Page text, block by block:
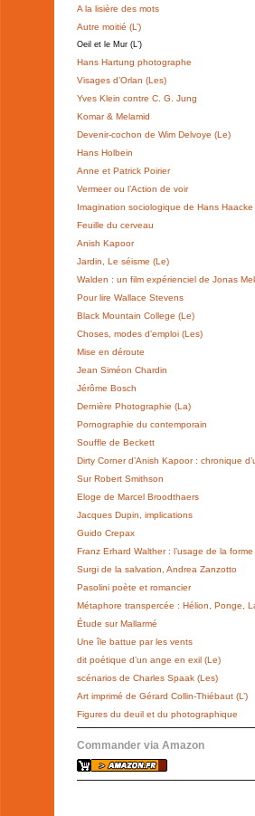
A la lisière des mots
Autre moitié (L’)
Oeil et le Mur (L’)
Hans Hartung photographe
Visages d’Orlan (Les)
Yves Klein contre C. G. Jung
Komar & Melamid
Devenir-cochon de Wim Delvoye (Le)
Hans Holbein
Anne et Patrick Poirier
Vermeer ou l’Action de voir
Imagination sociologique de Hans Haacke
Feuille du cerveau
Anish Kapoor
Jardin, Le séisme (Le)
Walden : un film expérienciel de Jonas
Pour lire Wallace Stevens
Black Mountain College (Le)
Choses, modes d’emploi (Les)
Mise en déroute
Jean Siméon Chardin
Jérôme Bosch
Dernière Photographie (La)
Pornographie du contemporain
Souffle de Beckett
Dirty Corner d’Anish Kapoor : chronique
Sur Robert Smithson
Eloge de Marcel Broodthaers
Jacques Dupin, implications
Guido Crepax
Franz Erhard Walther : l’usage de la forme
Surgi de la salvation, Andrea Zanzotto
Pasolini poète et romancier
Métaphore transpercée : Hélion, Ponge,
Étude sur Mallarmé
Une île battue par les vents
dit poétique d’un ange en exil (Le)
scénarios de Charles Spaak (Les)
Art imprimé de Gérard Collin-Thiébaut (L’)
Figures du deuil et du photographique
Commander via Amazon